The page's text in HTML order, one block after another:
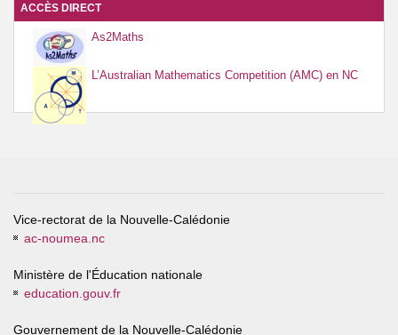
ACCÈS DIRECT
As2Maths
L’Australian Mathematics Competition (AMC) en NC
Vice-rectorat de la Nouvelle-Calédonie
ac-noumea.nc
Ministère de l'Éducation nationale
education.gouv.fr
Gouvernement de la Nouvelle-Calédonie